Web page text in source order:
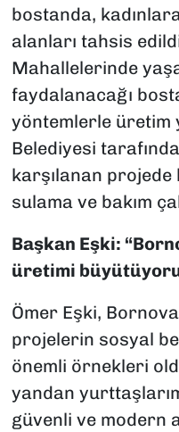
bostanda,
alanları tahsis
Mahallelerinde
faydalanacağı
yöntemlerle üretim
Belediyesi
karşılanan projede
sulama ve bakım
Başkan Eşki:
üretimi
Ömer Eşki,
projelerin sosyal
önemli örnekleri
yandan
güvenli ve modern